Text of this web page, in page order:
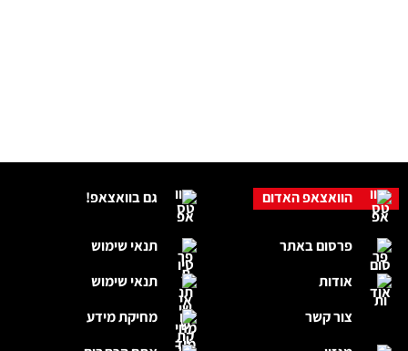
גם בוואצאפ!
תנאי שימוש
תנאי שימוש
מחיקת מידע
הוואצאפ האדום
פרסום באתר
אודות
צור קשר